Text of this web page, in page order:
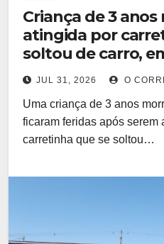
Criança de 3
atingida por
soltou de carro,
JUL 31, 2026 O
Uma criança de 3 anos
ficaram feridas após serem
carretinha que se soltou…